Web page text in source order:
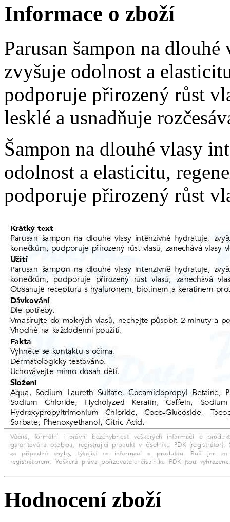
Informace o zboží
Parusan šampon na
zvyšuje odolnost a
podporuje přirozený růst
lesklé a usnadňuje
Šampon na dlouhé vlasy
odolnost a elasticitu,
podporuje přirozený růst
Hodnocení zboží